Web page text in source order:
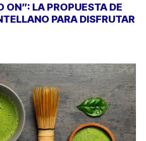
ON”: LA PROPUESTA DE
PARA DISFRUTAR